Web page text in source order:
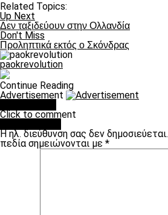
Related Topics:
Up Next
Δεν ταξιδεύουν στην Ολλανδία
Don't Miss
Προληπτικά εκτός ο Σκόνδρας
paokrevolution
Continue Reading
Advertisement
Click to comment
Η ηλ. διεύθυνση σας δεν δημοσιεύεται.
πεδία σημειώνονται με *